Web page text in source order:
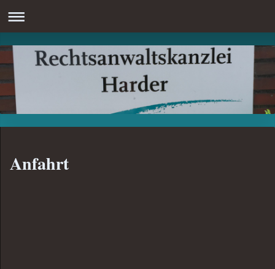
Anfahrt